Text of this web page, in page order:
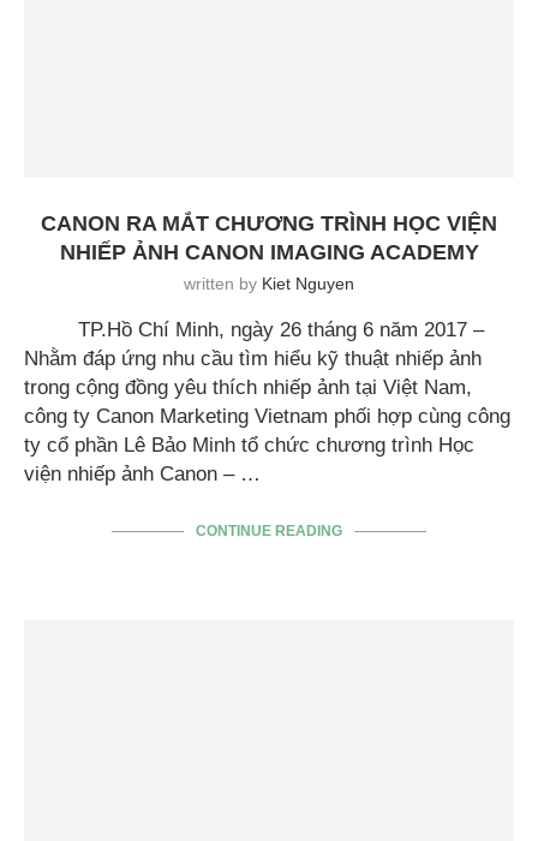
CANON RA MẮT CHƯƠNG TRÌNH HỌC VIỆN
NHIẾP ẢNH CANON IMAGING ACADEMY
written by Kiet Nguyen
TP.Hồ Chí Minh, ngày 26 tháng 6 năm 2017 –
Nhằm đáp ứng nhu cầu tìm hiểu kỹ thuật nhiếp ảnh
trong cộng đồng yêu thích nhiếp ảnh tại Việt Nam,
công ty Canon Marketing Vietnam phối hợp cùng công
ty cổ phần Lê Bảo Minh tổ chức chương trình Học
viện nhiếp ảnh Canon – …
CONTINUE READING